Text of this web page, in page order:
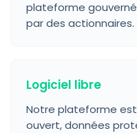
plateforme
par des actionnaires.
Logiciel libre
Notre plateforme
ouvert, données